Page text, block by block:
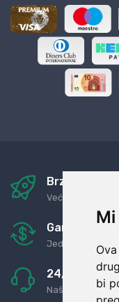
bi
Brza i
Već za nekoliko
Garancija u
Jednostavno
24/7 odlična
Naši agenti